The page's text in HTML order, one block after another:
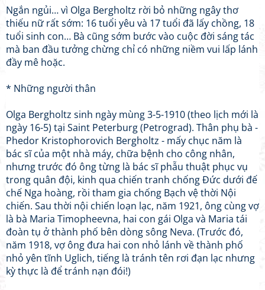
Ngắn ngủi… vì Olga Bergholtz rời bỏ những ngây thơ
thiếu nữ rất sớm: 16 tuổi yêu và 17 tuổi đã lấy chồng, 18
tuổi sinh con… Bà cũng sớm bước vào cuộc đời sáng tác
mà ban đầu tưởng chừng chỉ có những niềm vui lấp lánh
đầy mê hoặc.
* Những người thân
Olga Bergholtz sinh ngày mùng 3-5-1910 (theo lịch mới là
ngày 16-5) tại Saint Peterburg (Petrograd). Thân phụ bà -
Phedor Kristophorovich Bergholtz - mấy chục năm là
bác sĩ của một nhà máy, chữa bệnh cho công nhân,
nhưng trước đó ông từng là bác sĩ phẫu thuật phục vụ
trong quân đội, kinh qua chiến tranh chống Đức dưới đế
chế Nga hoàng, rồi tham gia chống Bạch vệ thời Nội
chiến. Sau thời nội chiến loạn lạc, năm 1921, ông cùng vợ
là bà Maria Timopheevna, hai con gái Olga và Maria tái
đoàn tụ ở thành phố bên dòng sông Neva. (Trước đó,
năm 1918, vợ ông đưa hai con nhỏ lánh về thành phố
nhỏ yên tĩnh Uglich, tiếng là tránh tên rơi đạn lạc nhưng
kỳ thực là để tránh nạn đói!)